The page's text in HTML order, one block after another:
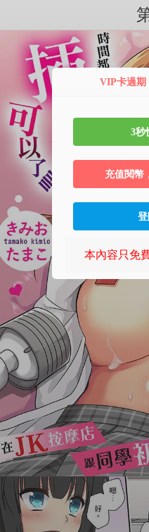
VIP卡過期
3秒
充值閱幣
本內容只免